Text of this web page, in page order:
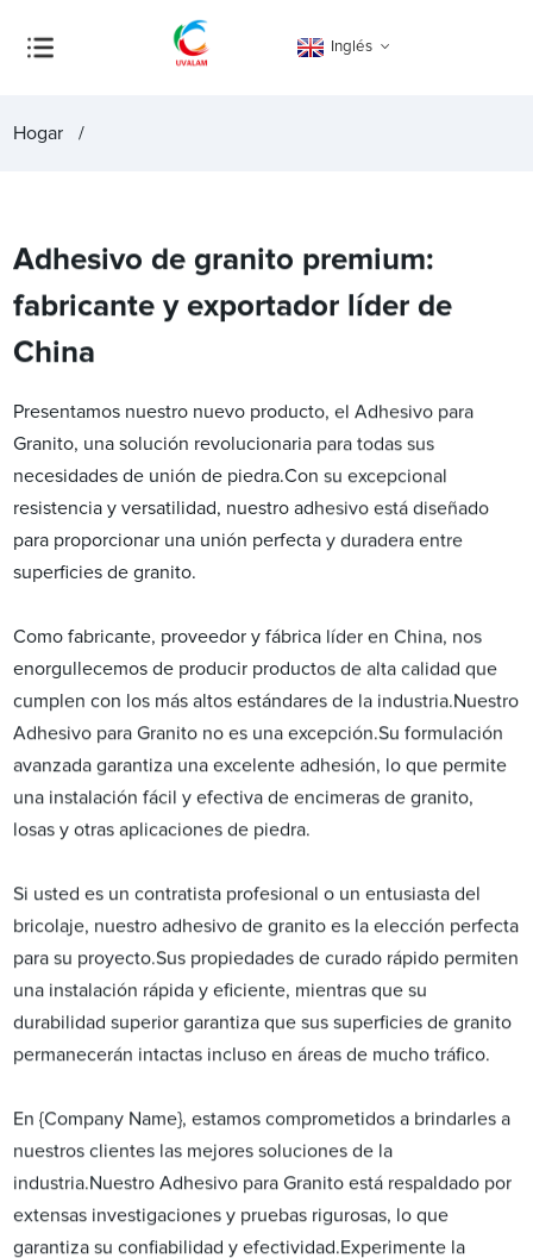
Inglés
Hogar
Adhesivo de granito premium:
fabricante y exportador líder de
China
Presentamos nuestro nuevo producto, el Adhesivo para
Granito, una solución revolucionaria para todas sus
necesidades de unión de piedra.Con su excepcional
resistencia y versatilidad, nuestro adhesivo está diseñado
para proporcionar una unión perfecta y duradera entre
superficies de granito.
Como fabricante, proveedor y fábrica líder en China, nos
enorgullecemos de producir productos de alta calidad que
cumplen con los más altos estándares de la industria.Nuestro
Adhesivo para Granito no es una excepción.Su formulación
avanzada garantiza una excelente adhesión, lo que permite
una instalación fácil y efectiva de encimeras de granito,
losas y otras aplicaciones de piedra.
Si usted es un contratista profesional o un entusiasta del
bricolaje, nuestro adhesivo de granito es la elección perfecta
para su proyecto.Sus propiedades de curado rápido permiten
una instalación rápida y eficiente, mientras que su
durabilidad superior garantiza que sus superficies de granito
permanecerán intactas incluso en áreas de mucho tráfico.
En {Company Name}, estamos comprometidos a brindarles a
nuestros clientes las mejores soluciones de la
industria.Nuestro Adhesivo para Granito está respaldado por
extensas investigaciones y pruebas rigurosas, lo que
garantiza su confiabilidad y efectividad.Experimente la